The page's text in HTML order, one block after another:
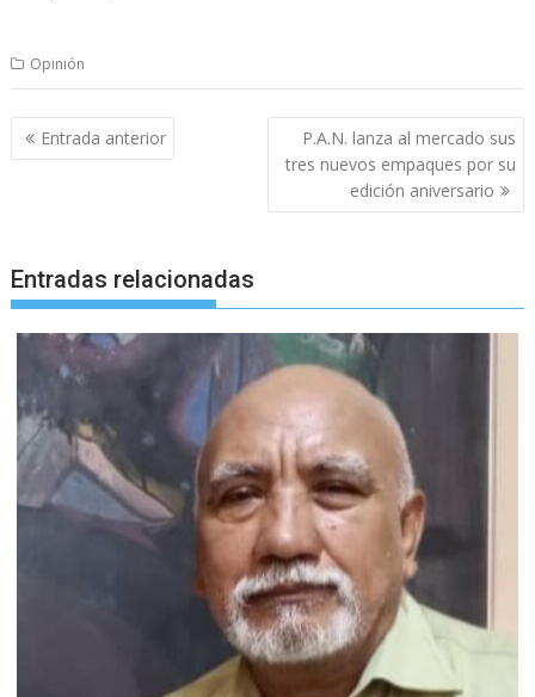
Opinión
Navegación
de
Entrada anterior
P.A.N. lanza al mercado sus
tres nuevos empaques por su
edición aniversario
Entradas relacionadas